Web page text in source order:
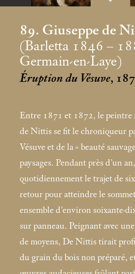
89. Giuseppe de
(Barletta 1846 –
Germain-en-Laye)
Éruption du Vésuve,
Entre 1871 et 1872, le peintre
de Nittis se fit le chroniqueur
Vésuve et de la « beauté
paysages. Pendant près d’un
quotidiennement le trajet de
retour pour atteindre le
ensemble d’environ soixante-
sur panneau. Peignant avec
de moyens, De Nittis tirait
du grain du bois non préparé,